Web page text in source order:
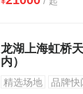
龙湖上海虹桥
内）
精选场地 品牌快